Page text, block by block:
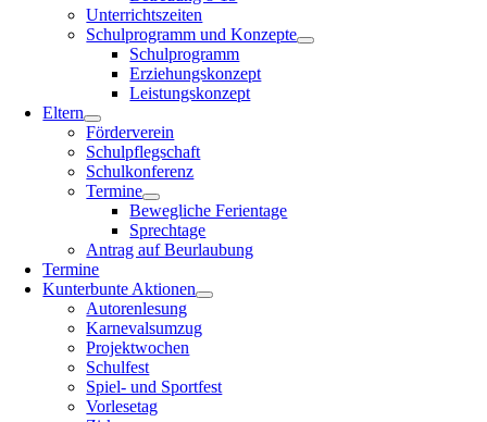
Unterrichtszeiten
Schulprogramm und Konzepte
Schulprogramm
Erziehungskonzept
Leistungskonzept
Eltern
Förderverein
Schulpflegschaft
Schulkonferenz
Termine
Bewegliche Ferientage
Sprechtage
Antrag auf Beurlaubung
Termine
Kunterbunte Aktionen
Autorenlesung
Karnevalsumzug
Projektwochen
Schulfest
Spiel- und Sportfest
Vorlesetag